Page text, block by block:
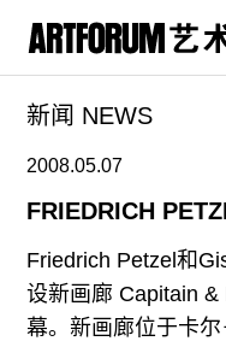
artguide
新闻
展评
杂志
专栏
视频
新闻 NEWS
2008.05.07
FRIEDRICH
Friedrich Petzel和
设新画廊 Capitain
幕。新画廊位于卡